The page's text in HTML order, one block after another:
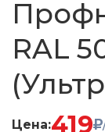
RAL
Цена:419